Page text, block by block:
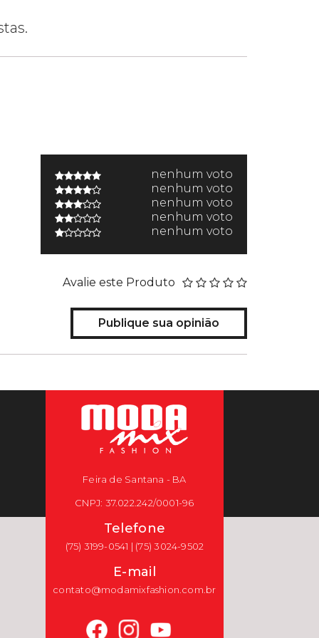
nenhum voto
nenhum voto
nenhum voto
nenhum voto
nenhum voto
Avalie este Produto
Publique sua opinião
Feira de Santana - BA
CNPJ: 37.022.242/0001-96
Telefone
(75) 3199-0541 | (75) 3024-9502
E-mail
contato@modamixfashion.com.br